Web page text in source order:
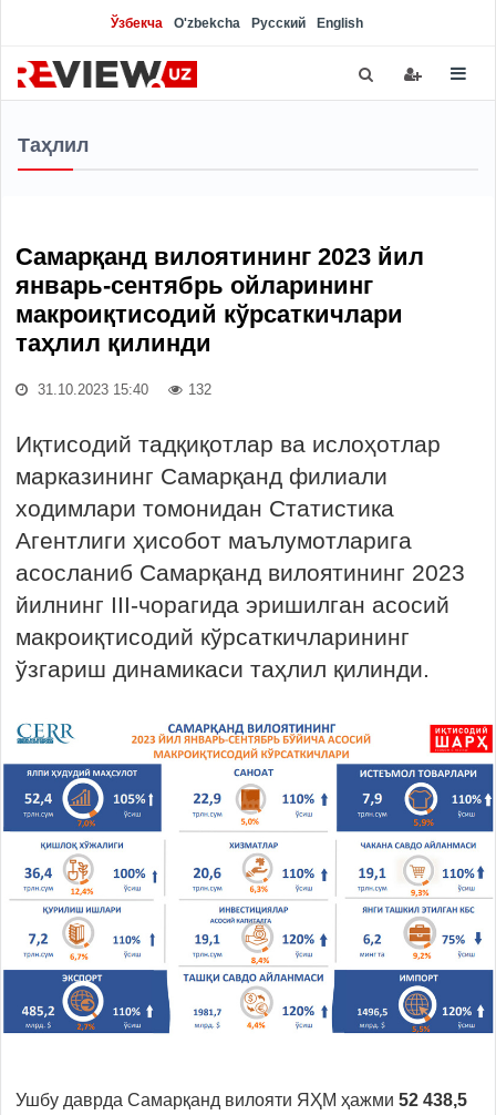
Ўзбекча O'zbekcha Русский English
Таҳлил
Самарқанд вилоятининг 2023 йил
январь-сентябрь ойларининг
макроиқтисодий кўрсаткичлари
таҳлил қилинди
31.10.2023 15:40 132
Иқтисодий тадқиқотлар ва ислоҳотлар
марказининг Самарқанд филиали
ходимлари томонидан Статистика
Агентлиги ҳисобот маълумотларига
асосланиб Самарқанд вилоятининг 2023
йилнинг III-чорагида эришилган асосий
макроиқтисодий кўрсаткичларининг
ўзгариш динамикаси таҳлил қилинди.
Ушбу даврда Самарқанд вилояти ЯҲМ ҳажми 52 438,5